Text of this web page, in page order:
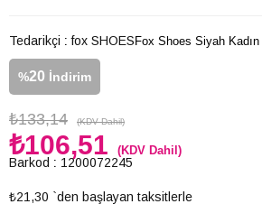
Tedarikçi : fox SHOES
%20 İndirim
₺133,14 (KDV Dahil)
₺106,51 (KDV Dahil)
Barkod : 1200072245
₺21,30 `den başlayan taksitlerle
Fox Shoes Siyah